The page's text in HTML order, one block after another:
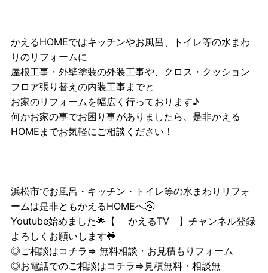
かえるHOMEではキッチンやお風呂、トイレ等の水まわ
りのリフォームに
屋根工事・外壁塗装の外装工事や、クロス・クッション
フロア張り替えの内装工事までと
お家のリフォームを幅広く行っております♪
何かお家の事でお困り事がありましたら、是非かえる
HOMEまでお気軽にご相談ください！
浜松市でお風呂・キッチン・トイレ等の水まわりリフォ
ームは是非ともかえるHOMEへ🚰
Youtube始めました🌟【 かえるTV】チャンネル登録
よろしくお願いします🐸
◎ご相談はコチラ⇒ 無料相談・お見積もりフォーム
◎お電話でのご相談はコチラ⇒見積無料・相談無